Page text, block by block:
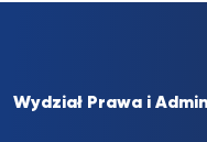
Wydział Prawa i